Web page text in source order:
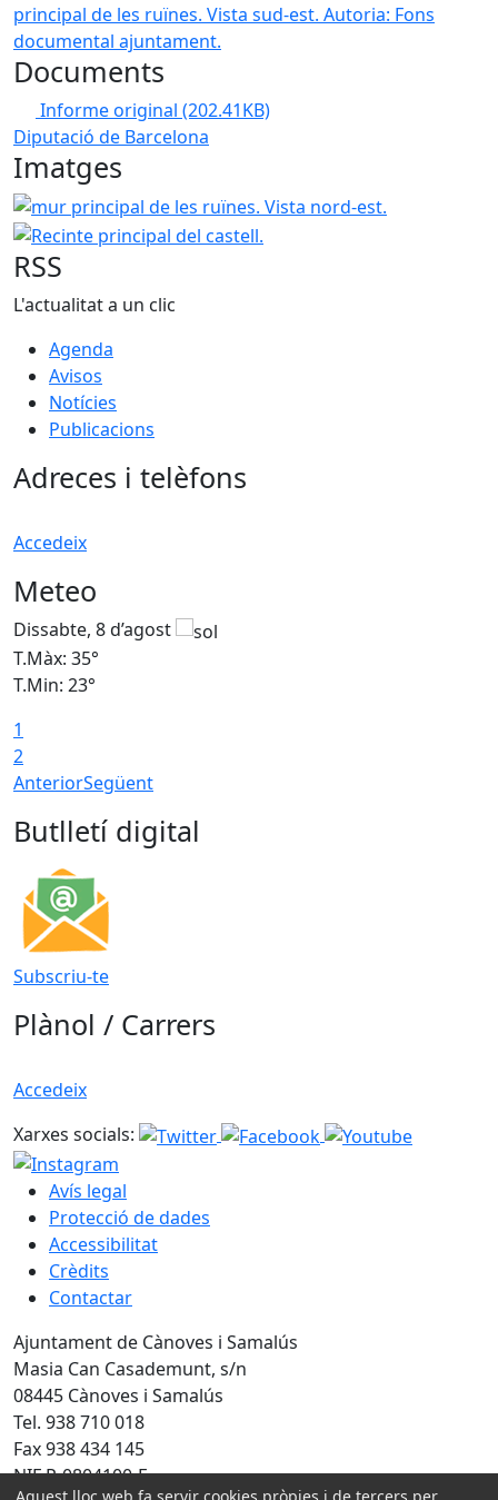
principal de les ruïnes. Vista sud-est. Autoria: Fons
documental ajuntament.
Documents
Informe original (202.41KB)
Diputació de Barcelona
Imatges
mur principal de les ruïnes. Vista nord-est.
RSS
L'actualitat a un clic
Agenda
Avisos
Notícies
Publicacions
Adreces i telèfons
Accedeix
Meteo
Dissabte, 8 d’agost
T.Màx: 35°
T.Min: 23°
1
2
AnteriorSegüent
Butlletí digital
Subscriu-te
Plànol / Carrers
Accedeix
Xarxes socials:
Avís legal
Protecció de dades
Accessibilitat
Crèdits
Contactar
Ajuntament de Cànoves i Samalús
Masia Can Casademunt, s/n
08445 Cànoves i Samalús
Tel. 938 710 018
Fax 938 434 145
NIF P-0804100-F